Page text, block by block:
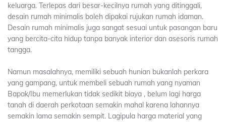
keluarga. Terlepas dari besar-kecilnya rumah yang ditinggali,
desain rumah minimalis boleh dipakai rujukan rumah idaman.
Desain rumah minimalis juga sangat sesuai untuk pasangan baru
yang bercita-cita hidup tanpa banyak interior dan asesoris rumah
tangga.
Namun masalahnya, memiliki sebuah hunian bukanlah perkara
yang gampang, untuk membeli sebuah rumah yang nyaman
Bapak/Ibu memerlukan tidak sedikit biaya , belum lagi harga
tanah di daerah perkotaan semakin mahal karena lahannya
semakin lama semakin sempit. Lagipula harga material yang